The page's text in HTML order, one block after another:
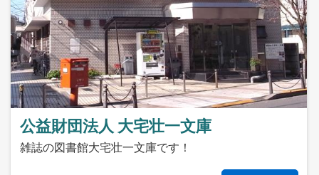
公益財団法人 大宅壮一文庫
雑誌の図書館大宅壮一文庫です！